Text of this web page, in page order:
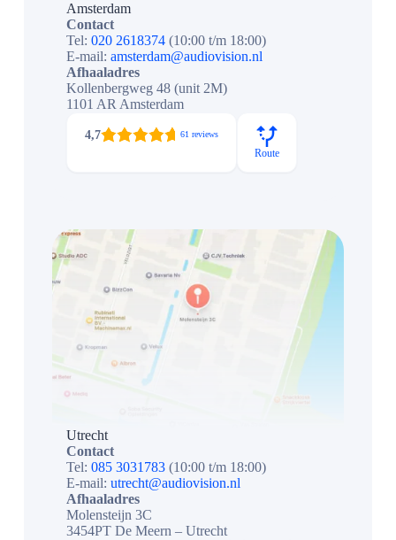
Amsterdam
Contact
Tel: 020 2618374(10:00 t/m 18:00)
E-mail: amsterdam@audiovision.nl
Afhaaladres
Kollenbergweg 48 (unit 2M)
1101 AR Amsterdam
4,7 61 reviews
Route
Utrecht
Contact
Tel: 085 3031783(10:00 t/m 18:00)
E-mail: utrecht@audiovision.nl
Afhaaladres
Molensteijn 3C
3454PT De Meern – Utrecht